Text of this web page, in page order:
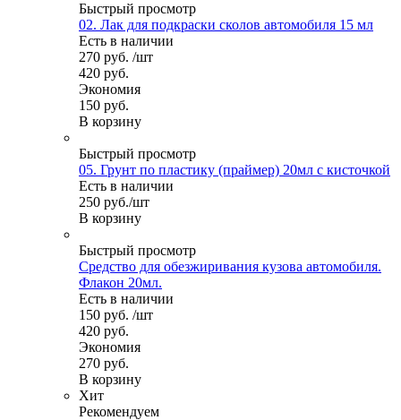
Быстрый просмотр
02. Лак для подкраски сколов автомобиля 15 мл
Есть в наличии
270 руб. /шт
420 руб.
Экономия
150 руб.
В корзину
Быстрый просмотр
05. Грунт по пластику (праймер) 20мл с кисточкой
Есть в наличии
250 руб./шт
В корзину
Быстрый просмотр
Средство для обезжиривания кузова автомобиля.
Флакон 20мл.
Есть в наличии
150 руб. /шт
420 руб.
Экономия
270 руб.
В корзину
Хит
Рекомендуем